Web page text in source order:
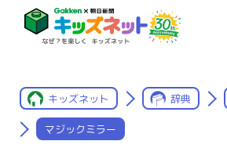
キッズネット 辞典
マジックミラー